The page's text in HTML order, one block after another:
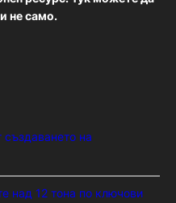
не само.
създаването на
над 12 тона по ключови